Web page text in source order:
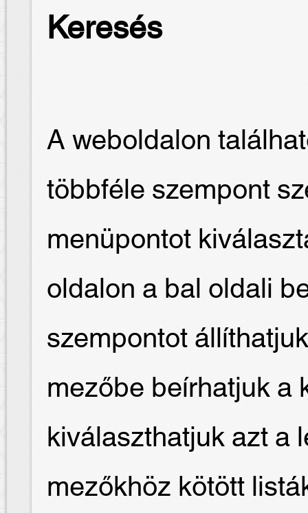
Keresés
A weboldalon
többféle szempont
menüpontot
oldalon a bal oldali
szempontot
mezőbe beírhatjuk a
kiválaszthatjuk azt a
mezőkhöz kötött